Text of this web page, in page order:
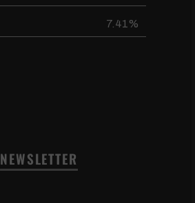
7.41%
NEWSLETTER